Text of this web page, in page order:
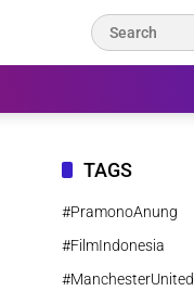
TAGS
#PramonoAnung
#FilmIndonesia
#ManchesterUnited